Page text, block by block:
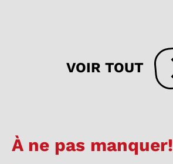
VOIR TOUT
À ne pas manquer!